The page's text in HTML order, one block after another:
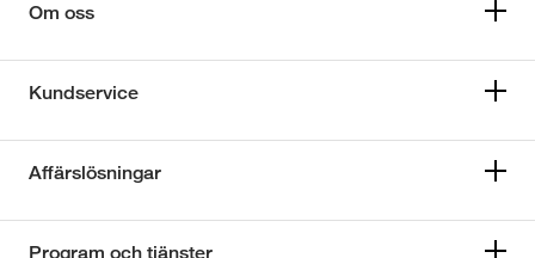
Om oss
Kundservice
Affärslösningar
Program och tjänster